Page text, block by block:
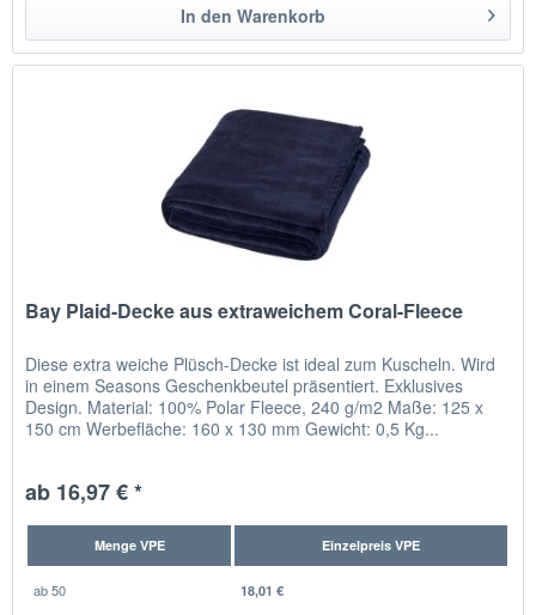
In den Warenkorb
Bay Plaid-Decke aus extraweichem Coral-Fleece
Diese extra weiche Plüsch-Decke ist ideal zum Kuscheln. Wird
in einem Seasons Geschenkbeutel präsentiert. Exklusives
Design. Material: 100% Polar Fleece, 240 g/m2 Maße: 125 x
150 cm Werbefläche: 160 x 130 mm Gewicht: 0,5 Kg...
ab 16,97 € *
Menge VPE Einzelpreis VPE
ab50 18,01 €